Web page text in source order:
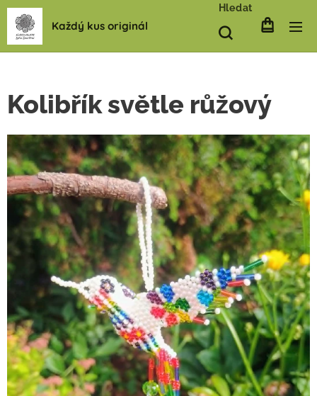
Každý kus originál
Hledat
Kolibřík světle růžový